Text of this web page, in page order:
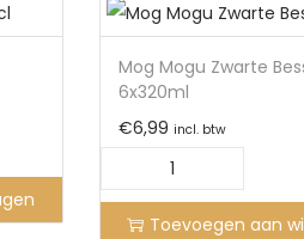
Mog Mogu Zwarte
6x320ml
€6,99 incl. btw
Toevoegen aan